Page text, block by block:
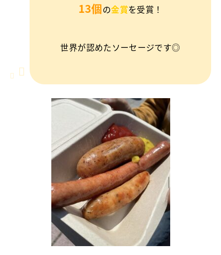
13個の金賞を受賞！
世界が認めたソーセージです◎